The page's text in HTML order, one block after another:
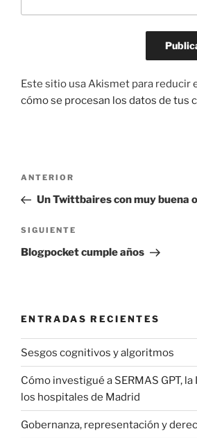
Este sitio usa Akismet para reducir
cómo se procesan los datos de tus
Navegación
entradas
Entrada
anterior:
ANTERIOR
Un Twittbaires con muy buena
Siguiente
entrada
SIGUIENTE
Blogpocket cumple años
ENTRADAS RECIENTES
Sesgos cognitivos y algoritmos
Cómo investigué a SERMAS GPT,
los hospitales de Madrid
Gobernanza, representación y